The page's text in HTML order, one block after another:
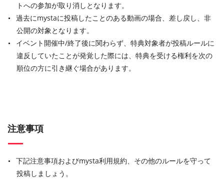
トへの参加が取り消しとなります。
過去にmystaに投稿したことのある動画の場合、差し戻し、⾮
公開の対象となります。
イベント開催中/終了後に関わらず、特典対象者が投稿ルールに
違反していたことが発覚した際には、特典を受ける権利を次の
順位の方に引き継ぐ場合があります。
注意事項
下記注意事項およびmysta利用規約、その他のルールを守って
投稿しましょう。